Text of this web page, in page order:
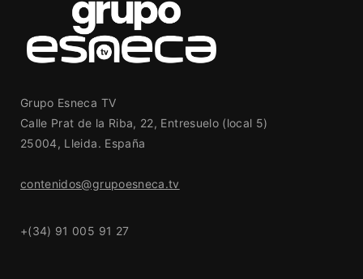
Grupo Esneca TV
Calle Prat de la Riba, 22, Entresuelo (local 5)
25004, Lleida. España
contenidos@grupoesneca.tv
+(34) 91 005 91 27